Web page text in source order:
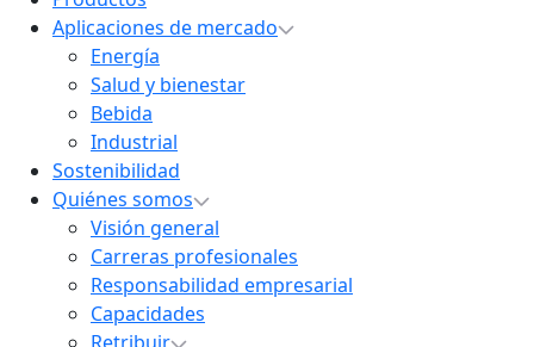
Aplicaciones de mercado
Energía
Salud y bienestar
Bebida
Industrial
Sostenibilidad
Quiénes somos
Visión general
Carreras profesionales
Responsabilidad empresarial
Capacidades